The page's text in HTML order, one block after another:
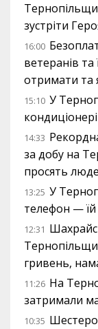
зустріти
16:00
ветеранів та
отримати та
15:10 У
14:33
за добу на
просять
13:25 У
телефон —
12:31
гривень,
11:26 На
затримали
10:35 Шестеро